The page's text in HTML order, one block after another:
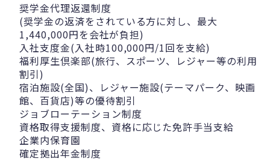
奨学金代理返還制度
(奨学金の返済をされている方に対し、最大
1,440,000円を会社が負担)
入社支度金(入社時100,000円/1回を支給)
福利厚生倶楽部(旅行、スポーツ、レジャー等の利用
割引)
宿泊施設(全国)、レジャー施設(テーマパーク、映画
館、百貨店)等の優待割引
ジョブローテーション制度
資格取得支援制度、資格に応じた免許手当支給
企業内保育園
確定拠出年金制度